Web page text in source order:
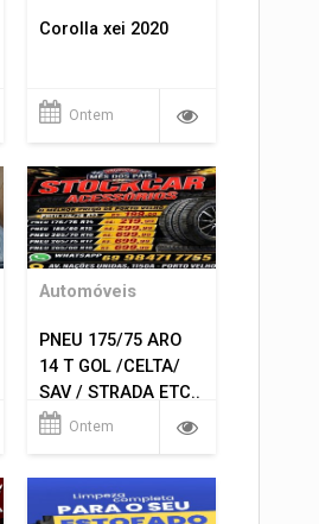
Corolla xei 2020
Ontem
Automóveis
PNEU 175/75 ARO
14 T GOL /CELTA/
SAV / STRADA ETC..
R$ 219,99
Ontem